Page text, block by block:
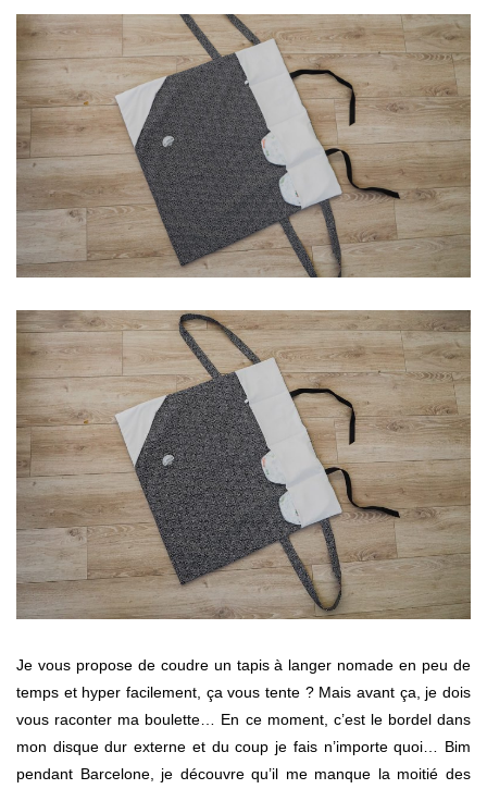
Je vous propose de coudre un tapis à langer nomade en peu de
temps et hyper facilement, ça vous tente ? Mais avant ça, je dois
vous raconter ma boulette… En ce moment, c’est le bordel dans
mon disque dur externe et du coup je fais n’importe quoi… Bim
pendant Barcelone, je découvre qu’il me manque la moitié des